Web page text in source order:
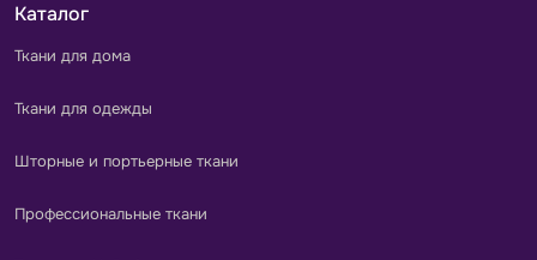
Каталог
Ткани для дома
Ткани для одежды
Шторные и портьерные ткани
Профессиональные ткани